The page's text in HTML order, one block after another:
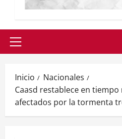
Inicio
Nacionales
Caasd restablece en
afectados por la tormenta